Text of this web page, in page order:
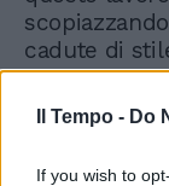
Il Tempo - Do
If you wish to
cadute di
conclude
si gode il
senza